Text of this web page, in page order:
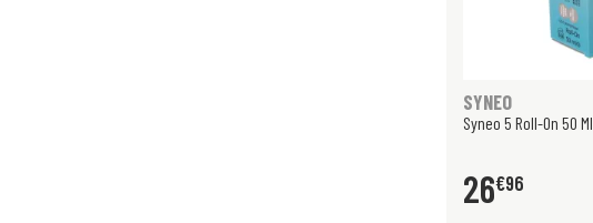
SYNEO
Syneo 5 Roll-On 50 Ml
26€96